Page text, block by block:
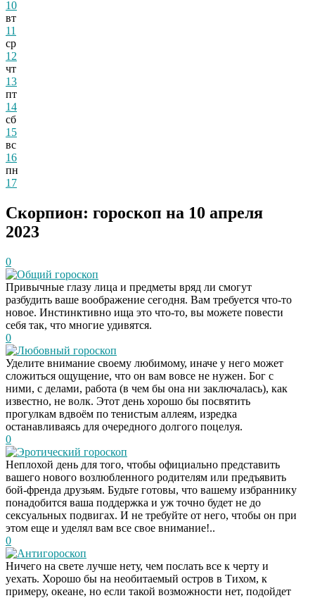
10
вт
11
ср
12
чт
13
пт
14
сб
15
вс
16
пн
17
Скорпион: гороскоп на 10 апреля
2023
0
Общий гороскоп
Привычные глазу лица и предметы вряд ли смогут
разбудить ваше воображение сегодня. Вам требуется что-то
новое. Инстинктивно ища это что-то, вы можете повести
себя так, что многие удивятся.
0
Любовный гороскоп
Уделите внимание своему любимому, иначе у него может
сложиться ощущение, что он вам вовсе не нужен. Бог с
ними, с делами, работа (в чем бы она ни заключалась), как
известно, не волк. Этот день хорошо бы посвятить
прогулкам вдвоём по тенистым аллеям, изредка
останавливаясь для очередного долгого поцелуя.
0
Эротический гороскоп
Неплохой день для того, чтобы официально представить
вашего нового возлюбленного родителям или предъявить
бой-френда друзьям. Будьте готовы, что вашему избраннику
понадобится ваша поддержка и уж точно будет не до
сексуальных подвигах. И не требуйте от него, чтобы он при
этом еще и уделял вам все свое внимание!..
0
Антигороскоп
Ничего на свете лучше нету, чем послать все к черту и
уехать. Хорошо бы на необитаемый остров в Тихом, к
примеру, океане, но если такой возможности нет, подойдет